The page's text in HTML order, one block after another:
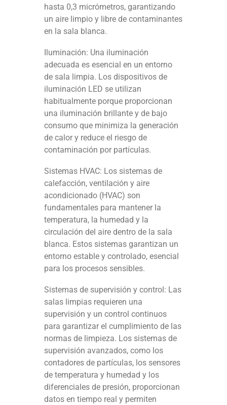
hasta 0,3 micrómetros, garantizando
un aire limpio y libre de contaminantes
en la sala blanca.
Iluminación: Una iluminación
adecuada es esencial en un entorno
de sala limpia. Los dispositivos de
iluminación LED se utilizan
habitualmente porque proporcionan
una iluminación brillante y de bajo
consumo que minimiza la generación
de calor y reduce el riesgo de
contaminación por partículas.
Sistemas HVAC: Los sistemas de
calefacción, ventilación y aire
acondicionado (HVAC) son
fundamentales para mantener la
temperatura, la humedad y la
circulación del aire dentro de la sala
blanca. Estos sistemas garantizan un
entorno estable y controlado, esencial
para los procesos sensibles.
Sistemas de supervisión y control: Las
salas limpias requieren una
supervisión y un control continuos
para garantizar el cumplimiento de las
normas de limpieza. Los sistemas de
supervisión avanzados, como los
contadores de partículas, los sensores
de temperatura y humedad y los
diferenciales de presión, proporcionan
datos en tiempo real y permiten